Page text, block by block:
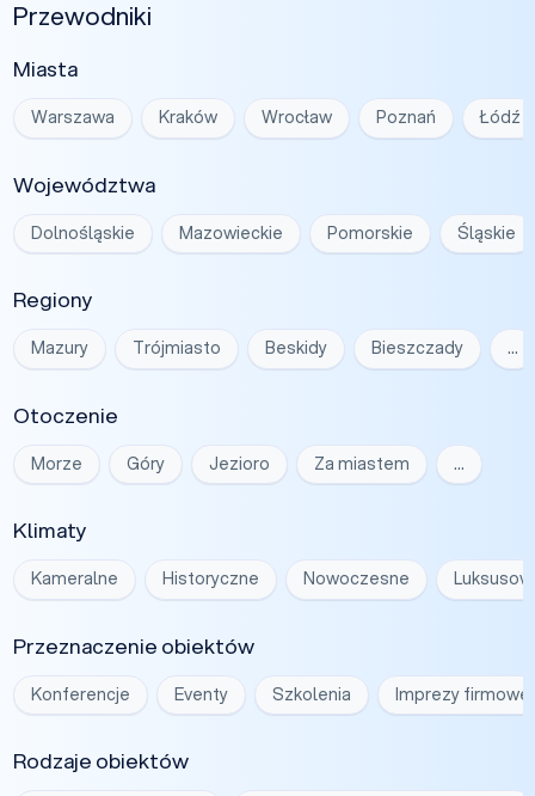
Przewodniki
Miasta
Warszawa Kraków Wrocław Poznań Łódź
Województwa
Dolnośląskie Mazowieckie Pomorskie Śląskie
Regiony
Mazury Trójmiasto Beskidy Bieszczady …
Otoczenie
Morze Góry Jezioro Za miastem …
Klimaty
Kameralne Historyczne Nowoczesne
Przeznaczenie obiektów
Konferencje Eventy Szkolenia Imprezy firmowe
Rodzaje obiektów